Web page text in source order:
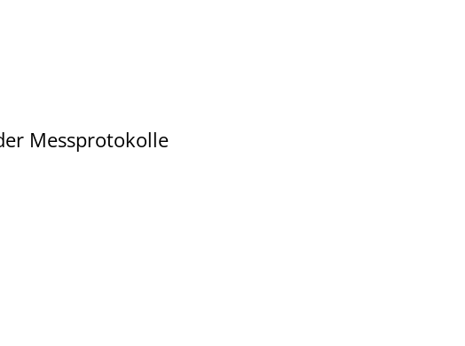
Messprotokolle